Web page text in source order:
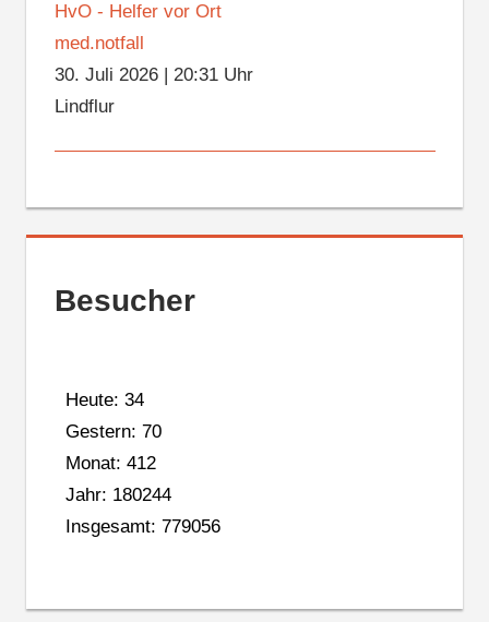
HvO - Helfer vor Ort
med.notfall
30. Juli 2026| 20:31 Uhr
Lindflur
Besucher
Heute: 34
Gestern: 70
Monat: 412
Jahr: 180244
Insgesamt: 779056